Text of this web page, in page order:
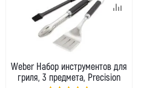
Weber Набор инструментов для
гриля, 3 предмета, Precision